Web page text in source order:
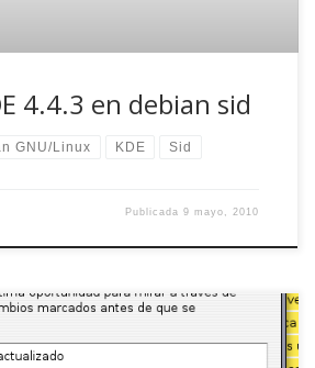
4.4.3 en debian sid
GNU/Linux KDE Sid
Publicada9 mayo, 2010